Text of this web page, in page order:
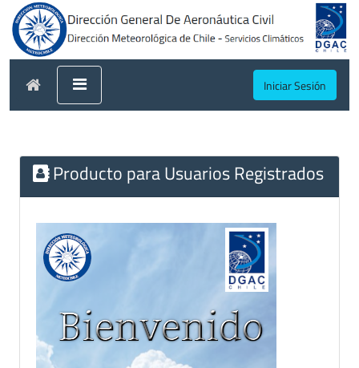
Iniciar Sesión
Producto para Usuarios Registrados